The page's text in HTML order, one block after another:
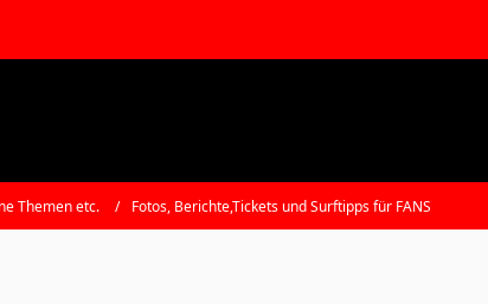
Themen etc. Fotos, Berichte,Tickets und Surftipps für FANS